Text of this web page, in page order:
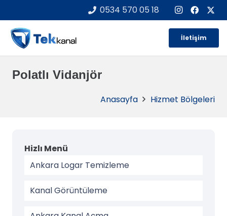
0534 570 05 18
İletişim
Polatlı Vidanjör
Anasayfa Hizmet Bölgeleri
Hizlı Menü
Ankara Logar Temizleme
Kanal Görüntüleme